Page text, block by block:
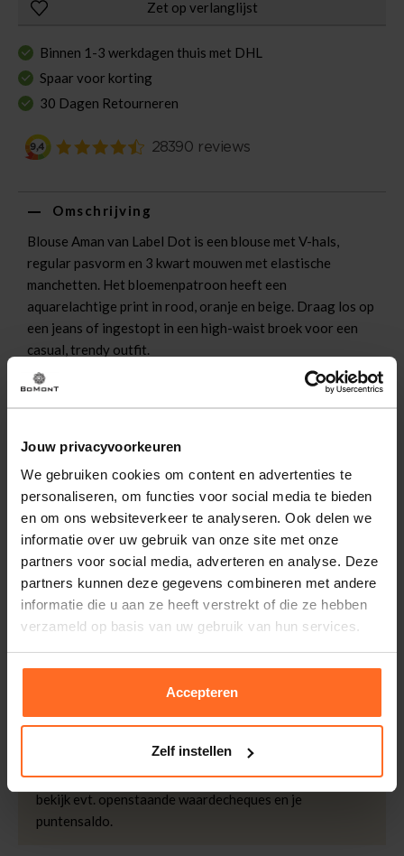
Jouw privacyvoorkeuren
We gebruiken cookies om content en advertenties te
personaliseren, om functies voor social media te bieden
en om ons websiteverkeer te analyseren. Ook delen we
informatie over uw gebruik van onze site met onze
partners voor social media, adverteren en analyse. Deze
partners kunnen deze gegevens combineren met andere
informatie die u aan ze heeft verstrekt of die ze hebben
verzameld op basis van uw gebruik van hun services.
Accepteren
Zelf instellen
Zet op verlanglijst
Binnen 1-3 werkdagen thuis met DHL
Spaar voor korting
30 Dagen Retourneren
Eigenschappen
Leveranciersnummer
Categorie
Korte mouw
Doelgroep
Dames
Kleur
Beige
Patroon
Bloemenprint
Kwaliteit
73% Modal / 27% Nylon
Omschrijving
Blouse Aman van Label Dot is een blouse met V-hals,
regular pasvorm en 3 kwart mouwen met elastische
manchetten. Het bloemenpatroon heeft een
aquarelachtige print in rood, oranje en beige. Draag los op
een jeans of ingestopt in een high-waist broek voor een
casual, trendy outfit.
Altijd gratis bezorging
Bezorging is altijd gratis, binnen 1-3 werkdagen
thuisgeleverd met DHL.
Retourneren
Binnen 30 dagen eenvoudig retourneren via DHL voor
slechts € 4,95 of op eigen kosten via PostNL. In de
Bomont winkels kunt u ook gratis retourneren.
iDeal, Riverty (Afterpay), creditcard of Paypal, kies zelf
één van de vele betaalopties.
5% Spaarbonus
Besteed € 100,- binnen een half jaar en krijg € 5,- retour
in de vorm van een waardecheque. Log in je account en
bekijk evt. openstaande waardecheques en je
puntensaldo.